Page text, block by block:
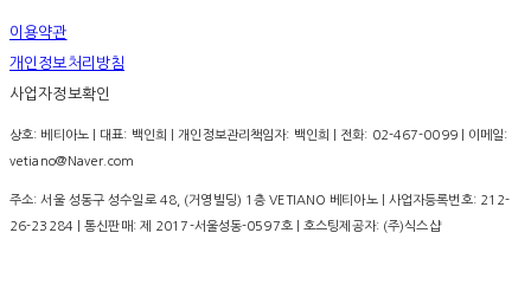
이용약관
개인정보처리방침
사업자정보확인
상호: 베티아노 | 대표: 백인희 | 개인정보관리책임자: 백인희 | 전화: 02-467-0099 | 이메일:
vetiano@Naver.com
주소: 서울 성동구 성수일로 48, (거영빌딩) 1층 VETIANO 베티아노 | 사업자등록번호: 212-
26-23284 | 통신판매: 제 2017-서울성동-0597호| 호스팅제공자: (주)식스샵